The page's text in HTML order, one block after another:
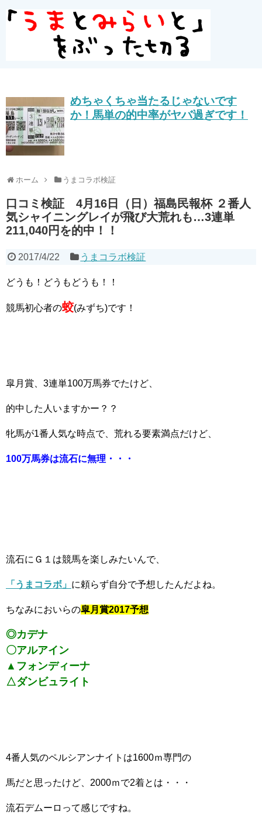
めちゃくちゃ当たるじゃないです
か！馬単の的中率がヤバ過ぎです！
ホーム うまコラボ検証
口コミ検証 4月16日（日）福島民報杯 ２番人
気シャイニングレイが飛び大荒れも…3連単
211,040円を的中！！
2017/4/22 うまコラボ検証
どうも！どうもどうも！！
競馬初心者の蛟(みずち)です！
皐月賞、3連単100万馬券でたけど、
的中した人いますかー？？
牝馬が1番人気な時点で、荒れる要素満点だけど、
100万馬券は流石に無理・・・
流石にＧ１は競馬を楽しみたいんで、
「うまコラボ」 に頼らず自分で予想したんだよね。
ちなみにおいらの皐月賞2017予想
◎カデナ
〇アルアイン
▲フォンディーナ
△ダンビュライト
4番人気のペルシアンナイトは1600ｍ専門の
馬だと思ったけど、2000ｍで2着とは・・・
流石デムーロって感じですね。